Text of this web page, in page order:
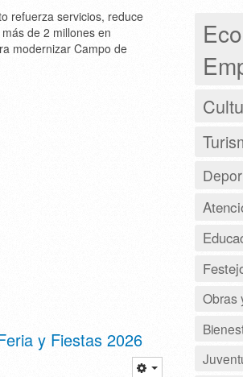
refuerza servicios, reduce
de 2 millones en
modernizar Campo de
y Fiestas 2026
Obras